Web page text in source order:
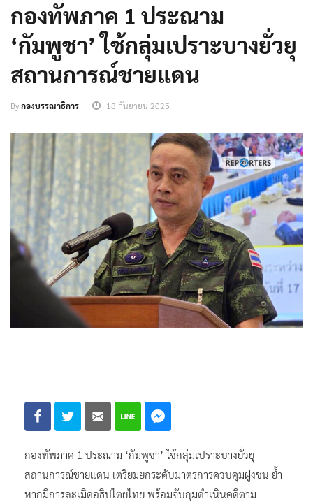
กองทัพภาค 1 ประณาม
‘กัมพูชา’ ใช้กลุ่มเปราะบางยั่วยุ
สถานการณ์ชายแดน
Byกองบรรณาธิการ 18 กันยายน 2025
กองทัพภาค 1 ประณาม ‘กัมพูชา’ ใช้กลุ่มเปราะบางยั่วยุ
สถานการณ์ชายแดน เตรียมยกระดับมาตรการควบคุมฝูงชน ย้ำ
หากมีการละเมิดอธิปไตยไทย พร้อมจับกุมดำเนินคดีตาม